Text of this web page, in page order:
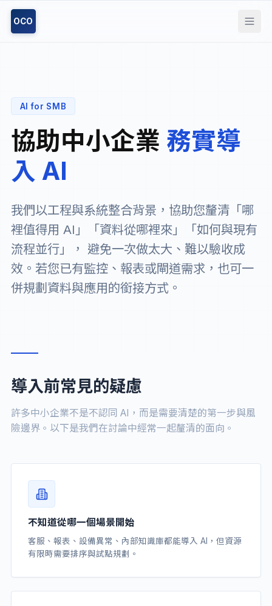
OCO
AI for SMB
協助中小企業 務實導
入 AI
我們以工程與系統整合背景，協助您釐清「哪
裡值得用 AI」「資料從哪裡來」「如何與現有
流程並行」， 避免一次做太大、難以驗收成
效。若您已有監控、報表或閘道需求，也可一
併規劃資料與應用的銜接方式。
導入前常見的疑慮
許多中小企業不是不認同 AI，而是需要清楚的第一步與風
險邊界。以下是我們在討論中經常一起釐清的面向。
不知道從哪一個場景開始
客服、報表、設備異常、內部知識庫都能導入 AI，但資源
有限時需要排序與試點規劃。